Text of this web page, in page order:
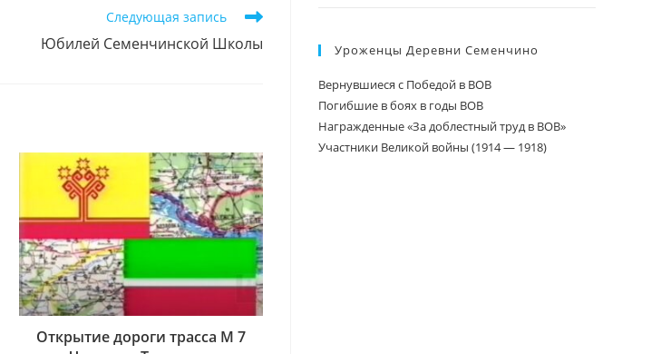
Следующая запись
Юбилей Семенчинской Школы
Открытие дороги трасса М 7
Уроженцы Деревни Семенчино
Вернувшиеся с Победой в ВОВ
Погибшие в боях в годы ВОВ
Награжденные «За доблестный труд в ВОВ»
Участники Великой войны (1914 — 1918)